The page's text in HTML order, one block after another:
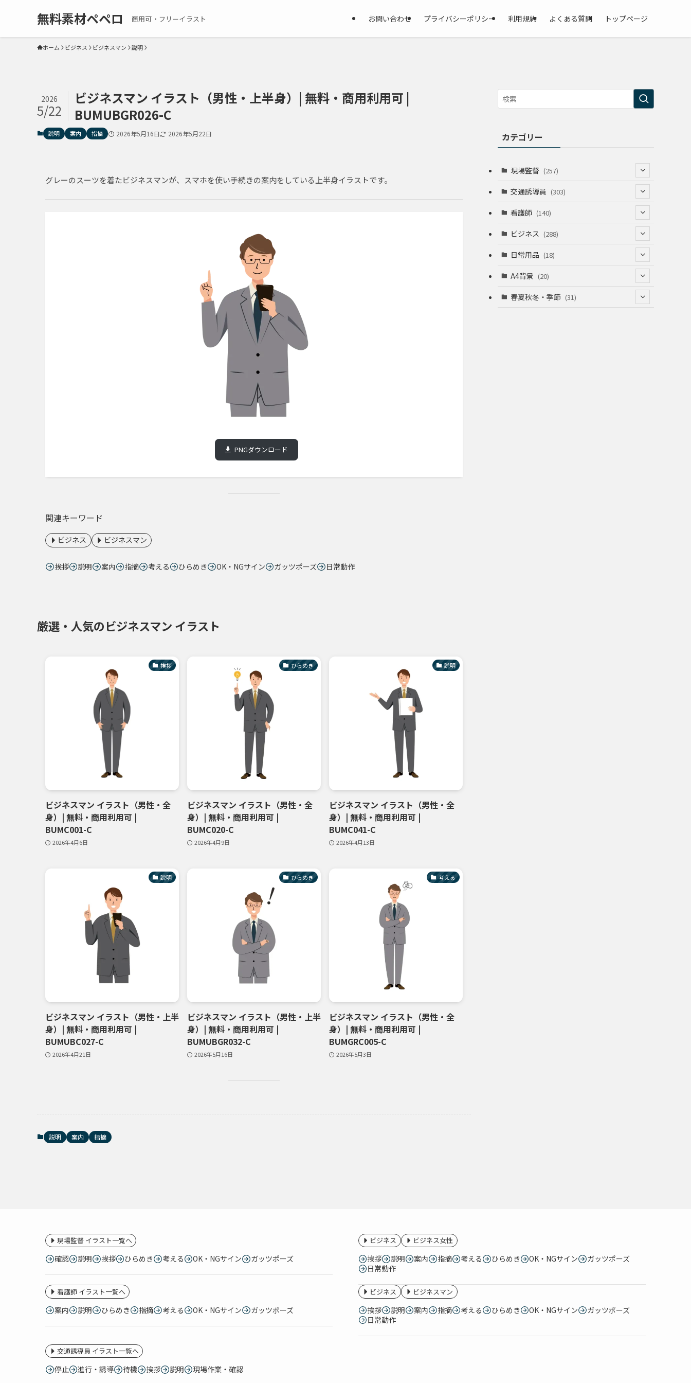
無料素材ペペロ 商用可・フリーイラスト お問い合わせ プライバシーポリシー 利用規約 よくある質問 トップページ
ホーム ビジネス ビジネスマン 説明
ビジネスマン イラスト（男性・上半身）| 無料・商用利用可 |
BUMUBGR026-C
2026
5/22
説明 案内 指摘 2026年5月16日 2026年5月22日
グレーのスーツを着たビジネスマンが、スマホを使い手続きの案内をしている上半身イラストです。
PNGダウンロード
関連キーワード
ビジネス ビジネスマン
挨拶 説明 案内 指摘 考える ひらめき OK・NGサイン ガッツポーズ 日常動作
厳選・人気のビジネスマン イラスト
挨拶
ビジネスマン イラスト（男性・全
身）| 無料・商用利用可 |
BUMC001-C
2026年4月6日
ひらめき
ビジネスマン イラスト（男性・全
身）| 無料・商用利用可 |
BUMC020-C
2026年4月9日
説明
ビジネスマン イラスト（男性・全
身）| 無料・商用利用可 |
BUMC041-C
2026年4月13日
説明
ビジネスマン イラスト（男性・上半
身）| 無料・商用利用可 |
BUMUBC027-C
2026年4月21日
ひらめき
ビジネスマン イラスト（男性・上半
身）| 無料・商用利用可 |
BUMUBGR032-C
2026年5月16日
考える
ビジネスマン イラスト（男性・全
身）| 無料・商用利用可 |
BUMGRC005-C
2026年5月3日
説明 案内 指摘
カテゴリー
現場監督 (257)
(52)
(74)
(68)
交通誘導員 (303)
(64)
(53)
(55)
看護師 (140)
(53)
(36)
(22)
ビジネス (288)
(120)
(12)
(49)
(8)
日常用品 (18)
(13)
A4背景 (20)
(5)
春夏秋冬・季節 (31)
現場監督 イラスト一覧へ
確認 説明 挨拶 ひらめき 考える OK・NGサイン ガッツポーズ
ビジネス ビジネス女性
挨拶 説明 案内 指摘 考える ひらめき OK・NGサイン
ガッツポーズ
日常動作
看護師 イラスト一覧へ
案内 説明 ひらめき 指摘 考える OK・NGサイン ガッツポーズ
ビジネス ビジネスマン
挨拶 説明 案内 指摘 考える ひらめき OK・NGサイン
ガッツポーズ
日常動作
交通誘導員 イラスト一覧へ
停止 進行・誘導 待機 挨拶 説明 現場作業・確認